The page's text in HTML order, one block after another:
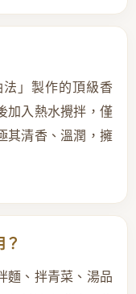
」製作的頂級香
加入熱水攪拌，僅
其清香、溫潤，擁
麵、拌青菜、湯品